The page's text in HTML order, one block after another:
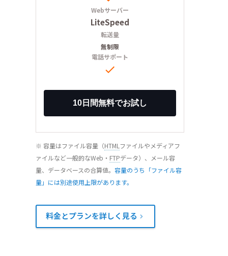
Webサーバー
LiteSpeed
転送量
無制限
電話サポート

※ 容量はファイル容量（HTML ファイルやメディアフ
ァイルなど一般的なWeb・ FTPデータ）、メール容
量、データベースの合算値。 容量のうち「ファイル容
量」には別途使用上限があります。
料金とプランを詳しく見る